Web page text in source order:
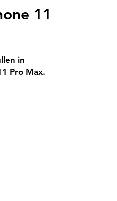
11
in
Pro Max.